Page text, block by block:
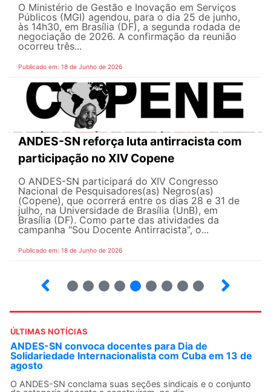
O Ministério de Gestão e Inovação em Serviços
Públicos (MGI) agendou, para o dia 25 de junho,
às 14h30, em Brasília (DF), a segunda rodada de
negociação de 2026. A confirmação da reunião
ocorreu três...
Publicado em: 18 de Junho de 2026
ANDES-SN reforça luta antirracista com
participação no XIV Copene
O ANDES-SN participará do XIV Congresso
Nacional de Pesquisadores(as) Negros(as)
(Copene), que ocorrerá entre os dias 28 e 31 de
julho, na Universidade de Brasília (UnB), em
Brasília (DF). Como parte das atividades da
campanha "Sou Docente Antirracista", o...
Publicado em: 18 de Junho de 2026
ÚLTIMAS NOTÍCIAS
ANDES-SN convoca docentes para Dia de
Solidariedade Internacionalista com Cuba em 13 de
agosto
O ANDES-SN conclama suas seções sindicais e o conjunto